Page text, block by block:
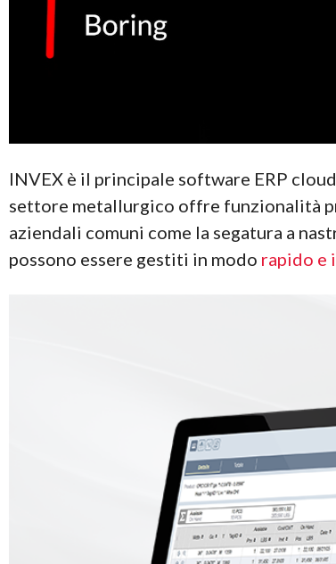
INVEX è il principale software ERP
settore metallurgico offre funzionalità
aziendali comuni come la segatura a
possono essere gestiti in modo rapido e